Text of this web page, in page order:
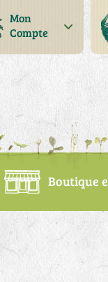
Mon
Compte
Boutique